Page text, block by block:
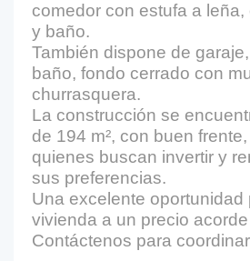
comedor con estufa a
y baño.
También dispone de
baño, fondo cerrado con
churrasquera.
La construcción se
de 194 m², con buen
quienes buscan invertir y
sus preferencias.
Una excelente oportunidad
vivienda a un precio
Contáctenos para